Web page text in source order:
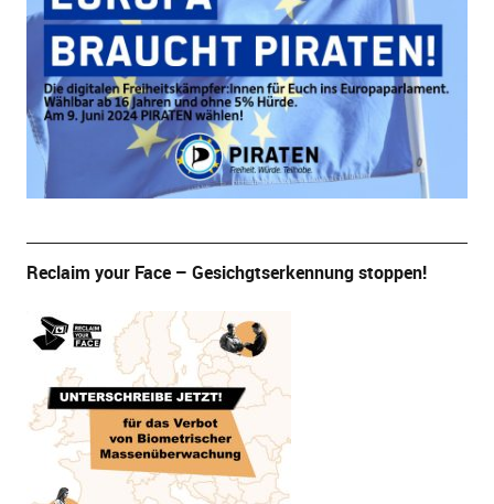
Reclaim your Face – Gesichgtserkennung stoppen!